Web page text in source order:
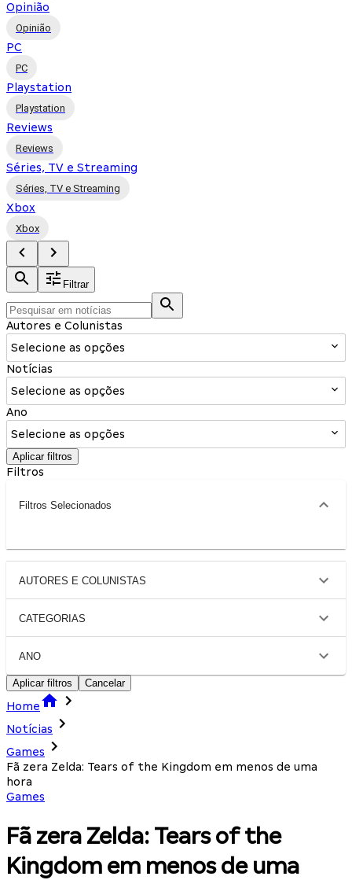
Opinião
Opinião
PC
PC
Playstation
Playstation
Reviews
Reviews
Séries, TV e Streaming
Séries, TV e Streaming
Xbox
Xbox
Filtrar
Autores e Colunistas
Selecione as opções
Notícias
Selecione as opções
Ano
Selecione as opções
Aplicar filtros
Filtros
Filtros Selecionados
AUTORES E COLUNISTAS
CATEGORIAS
ANO
Aplicar filtros Cancelar
Home
Notícias
Games
Fã zera Zelda: Tears of the Kingdom em menos de uma
hora
Games
Fã zera Zelda: Tears of the
Kingdom em menos de uma